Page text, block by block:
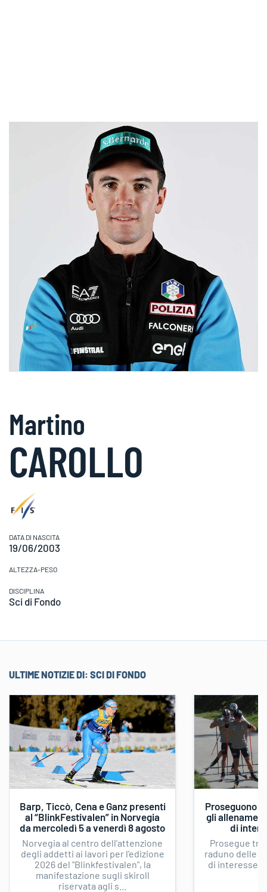
Martino
CAROLLO
DATA DI NASCITA
19/06/2003
ALTEZZA-PESO
DISCIPLINA
Sci di Fondo
ULTIME NOTIZIE DI: SCI DI FONDO
Barp, Ticcò, Cena e Ganz presenti
al “BlinkFestivalen” in Norvegia
da mercoledì 5 a venerdì 8 agosto
Norvegia al centro dell'attenzione
degli addetti ai lavori per l'edizione
2026 del "Blinkfestivalen", la
manifestazione sugli skiroll
riservata agli s...
Proseguono
gli
di
Prosegue tra
raduno delle
di interesse